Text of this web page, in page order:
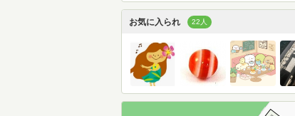
お気に入られ 22人